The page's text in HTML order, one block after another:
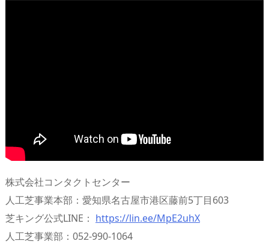
株式会社コンタクトセンター
人工芝事業本部：愛知県名古屋市港区藤前5丁目603
芝キング公式LINE： https://lin.ee/MpE2uhX
人工芝事業部：052-990-1064